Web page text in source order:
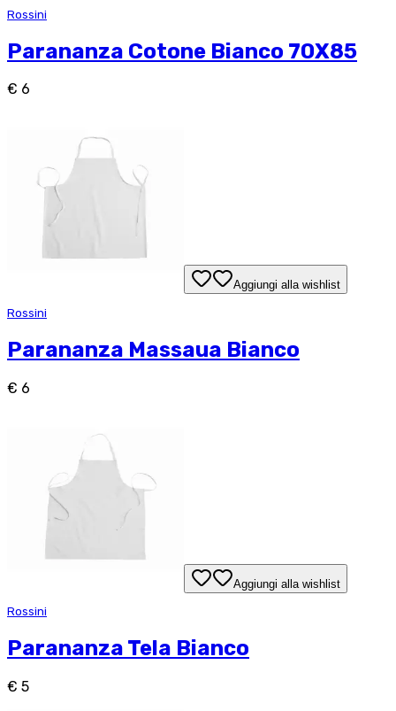
Rossini
Parananza Cotone Bianco 70X85
€ 6
Aggiungi alla wishlist
Rossini
Parananza Massaua Bianco
€ 6
Aggiungi alla wishlist
Rossini
Parananza Tela Bianco
€ 5